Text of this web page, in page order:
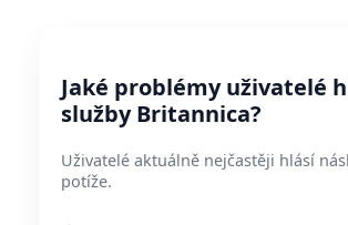
Jaké problémy uživatelé
služby Britannica?
Uživatelé aktuálně nejčastěji hlásí
potíže.